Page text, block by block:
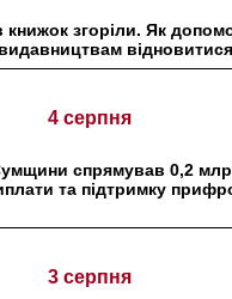
книжок згоріли. Як
відновитися
4 серпня
спрямував 0,2
та підтримку
3 серпня